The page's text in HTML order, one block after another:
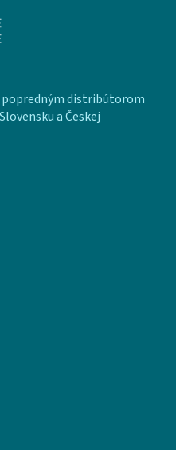
popredným distribútorom
a Českej